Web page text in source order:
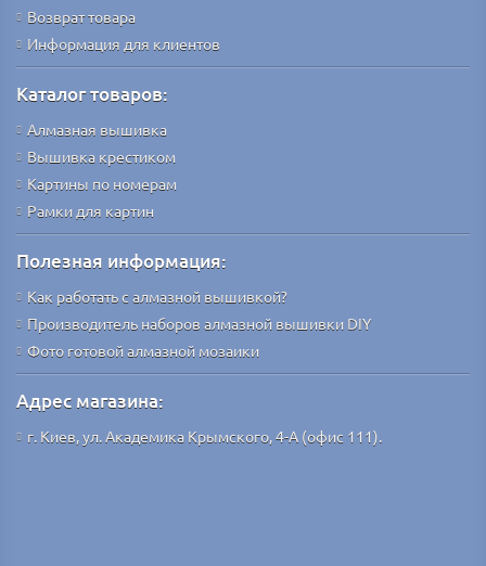
Возврат товара
Информация для клиентов
Каталог товаров:
Алмазная вышивка
Вышивка крестиком
Картины по номерам
Рамки для картин
Полезная информация:
Как работать с алмазной вышивкой?
Производитель наборов алмазной вышивки DIY
Фото готовой алмазной мозаики
Адрес магазина:
г. Киев, ул. Академика Крымского, 4-А (офис 111).